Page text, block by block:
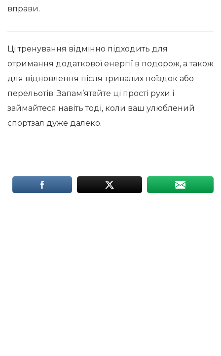
вправи.
Ці тренування відмінно підходить для
отримання додаткової енергії в подорож, а також
для відновлення після тривалих поїздок або
перельотів. Запам’ятайте ці прості рухи і
займайтеся навіть тоді, коли ваш улюблений
спортзал дуже далеко.